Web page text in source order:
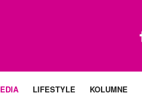
LIFESTYLE KOLUMNE